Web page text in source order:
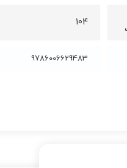
104
9786006629483